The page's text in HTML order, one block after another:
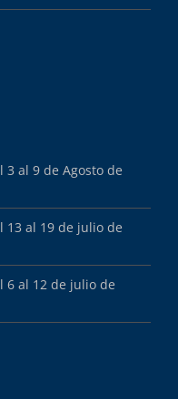
al 9 de Agosto de
13 al 19 de julio de
6 al 12 de julio de